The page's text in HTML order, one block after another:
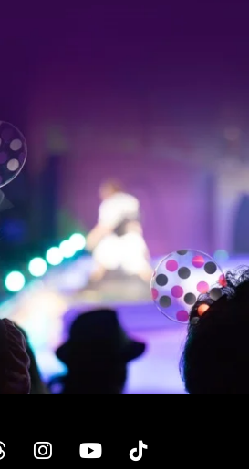
ThreadsInstagram
YouTubeTiktok